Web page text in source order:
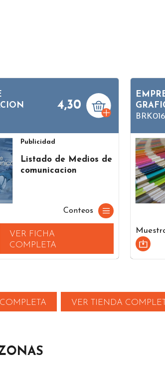
4,30
Publicidad
Listado de Medios de
comunicacion
Conteos
VER FICHA
COMPLETA
VER TIENDA